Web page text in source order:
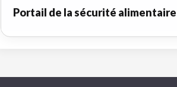
Portail de la sécurité alimentaire